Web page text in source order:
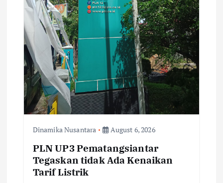
Dinamika Nusantara August 6, 2026
PLN UP3 Pematangsiantar
Tegaskan tidak Ada Kenaikan
Tarif Listrik